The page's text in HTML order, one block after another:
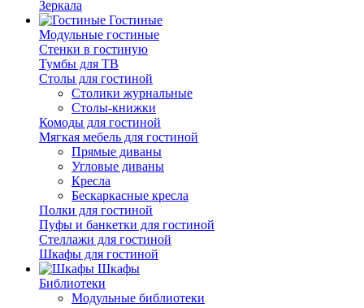
Зеркала
Гостиные
Модульные гостиные
Стенки в гостиную
Тумбы для ТВ
Столы для гостиной
Столики журнальные
Столы-книжки
Комоды для гостиной
Мягкая мебель для гостиной
Прямые диваны
Угловые диваны
Кресла
Бескаркасные кресла
Полки для гостиной
Пуфы и банкетки для гостиной
Стеллажи для гостиной
Шкафы для гостиной
Шкафы
Библиотеки
Модульные библиотеки